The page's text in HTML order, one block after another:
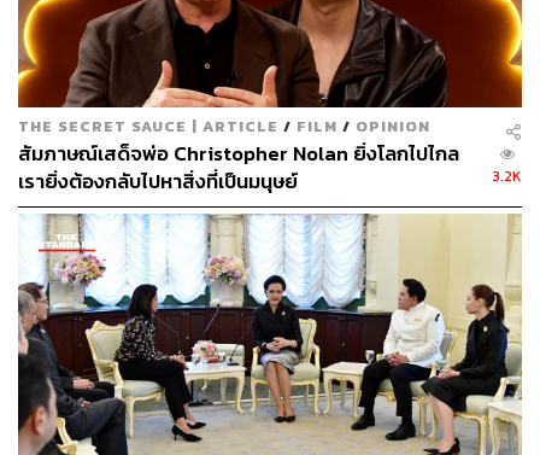
มากไปกว่านั้น องค์ประกอบบางอย่างที่ไม่จำเป็นยังถูกอัดเข้า
มาเพิ่มเติม ทำให้ตัวภาพยนตร์ที่มีความเหนือจริงอยู่แล้ว
กลายเป็นดูล้นๆ จนเราขำออกมาแบบกล้ำกลืน ไม่ว่าจะเป็น
มุกนักพากย์เสียง ของประดิษฐ์สุดล้ำ หรือแม้กระทั่ง
โครงสร้างทางเนื้อเรื่องที่ไม่มีน้ำหนักและขาดมิติมาตั้งแต่ต้น
ควบคู่กับการเสิร์ฟความทะเล้นสไตล์ไทยๆ เข้ามาผสม จุด
เหล่านี้จึงสร้างบาดแผลให้เกิดขึ้นในบัวผันฟันยับ
ในส่วนของความเฮฮาบัวผันฟันยับยังคงมีลายเส้นของผู้
กำกับ ตุ๋ย พฤกษ์ อย่างแจ่มชัด ไล่เลียงตั้งแต่ความตลกแบบ
เล่นใหญ่ ทั้งฉากแอ็กชันและบทสนทนา ดังที่เราได้เห็นกันไป
แล้วในตัวอย่าง ภายในภาพยนตร์เองก็ถูกใส่เข้ามาอย่างเนือง
แน่นเช่นเดียวกัน ผนวกกับหลายช่วงที่มีการหยอดมุกเฉพาะ
ซึ่งจุดๆ นี้อาจทำให้ผู้ชมบางคนอาจไม่เข้าใจในบริบทนั้นได้
THE SECRET SAUCE | ARTICLE / FILM / OPINION
สัมภาษณ์เสด็จพ่อ Christopher Nolan ยิ่งโลกไปไกล
เรายิ่งต้องกลับไปหาสิ่งที่เป็นมนุษย์
3.2K